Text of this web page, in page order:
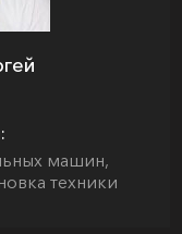
машин,
техники